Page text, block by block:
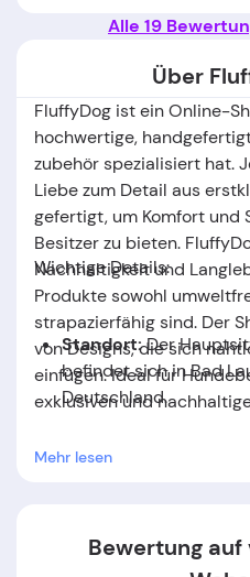
Alle 19
Über
FluffyDog ist ein Online-
hochwertige,
zubehör spezialisiert hat.
Liebe zum Detail aus
gefertigt, um Komfort und
Besitzer zu bieten.
Nachhaltigkeit und
Produkte sowohl
strapazierfähig sind. Der
von Designs, die sich
einfügen. Ideal für
exklusiven und
Wichtige Details:
Standort:Der
befindet sich inBad
Deutschland.
Gründer: -
Mehr lesen
Bewertung